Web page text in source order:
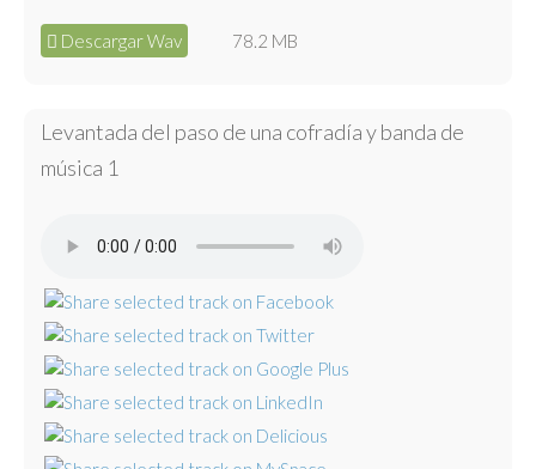
Descargar Wav 78.2 MB
Levantada del paso de una cofradía y banda de
música 1